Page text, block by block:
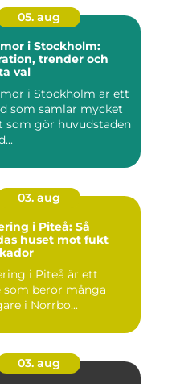
05. aug
i Stockholm:
trender och
val
i Stockholm är ett
som samlar mycket
som gör huvudstaden
03. aug
i Piteå: Så
huset mot fukt
i Piteå är ett
som berör många
i Norrbo...
03. aug